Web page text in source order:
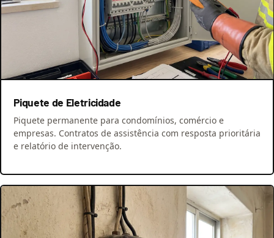
Piquete de Eletricidade
Piquete permanente para condomínios, comércio e
empresas. Contratos de assistência com resposta prioritária
e relatório de intervenção.